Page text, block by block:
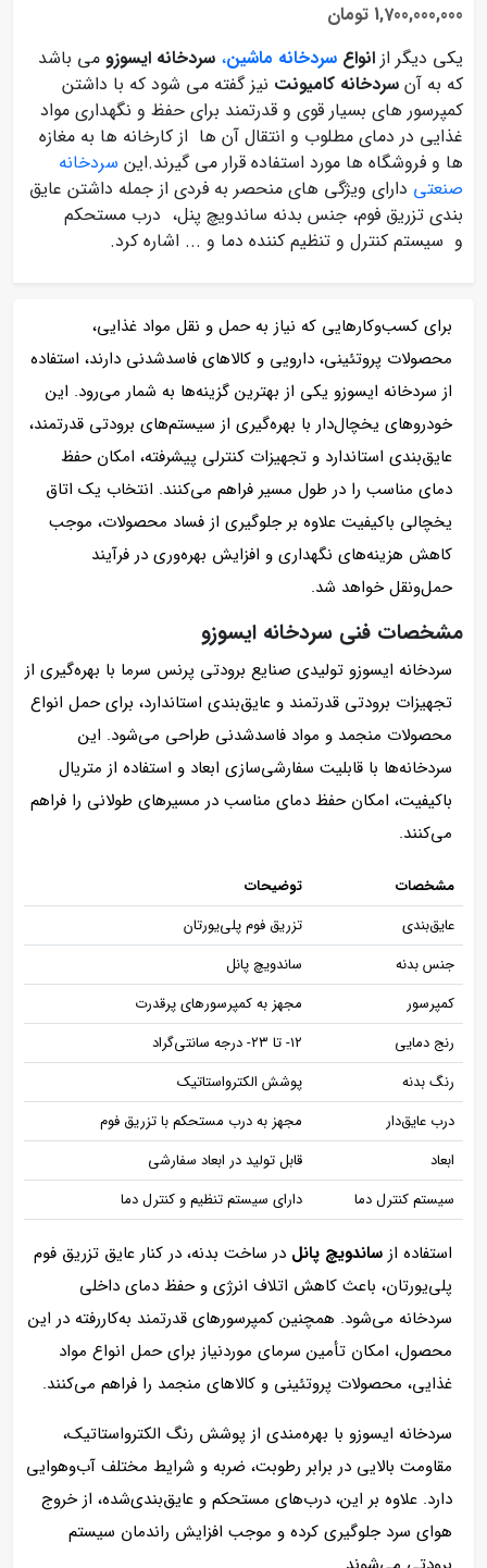
1,700,000,000 تومان
یکی دیگر از انواع سردخانه ماشین، سردخانه ایسوزو می باشد
که به آن سردخانه کامیونت نیز گفته می شود که با داشتن
کمپرسور های بسیار قوی و قدرتمند برای حفظ و نگهداری مواد
غذایی در دمای مطلوب و انتقال آن ها از کارخانه ها به مغازه
ها و فروشگاه ها مورد استفاده قرار می گیرند.این سردخانه
صنعتی دارای ویژگی های منحصر به فردی از جمله داشتن عایق
بندی تزریق فوم، جنس بدنه ساندویچ پنل، درب مستحکم
و سیستم کنترل و تنظیم کننده دما و ... اشاره کرد.
برای کسب‌وکارهایی که نیاز به حمل و نقل مواد غذایی،
محصولات پروتئینی، دارویی و کالاهای فاسدشدنی دارند، استفاده
از سردخانه ایسوزو یکی از بهترین گزینه‌ها به شمار می‌رود. این
خودروهای یخچال‌دار با بهره‌گیری از سیستم‌های برودتی قدرتمند،
عایق‌بندی استاندارد و تجهیزات کنترلی پیشرفته، امکان حفظ
دمای مناسب را در طول مسیر فراهم می‌کنند. انتخاب یک اتاق
یخچالی باکیفیت علاوه بر جلوگیری از فساد محصولات، موجب
کاهش هزینه‌های نگهداری و افزایش بهره‌وری در فرآیند
حمل‌ونقل خواهد شد.
مشخصات فنی سردخانه ایسوزو
سردخانه ایسوزو تولیدی صنایع برودتی پرنس سرما با بهره‌گیری از
تجهیزات برودتی قدرتمند و عایق‌بندی استاندارد، برای حمل انواع
محصولات منجمد و مواد فاسدشدنی طراحی می‌شود. این
سردخانه‌ها با قابلیت سفارشی‌سازی ابعاد و استفاده از متریال
باکیفیت، امکان حفظ دمای مناسب در مسیرهای طولانی را فراهم
می‌کنند.
مشخصات
توضیحات
عایق‌بندی
تزریق فوم پلی‌یورتان
جنس بدنه
ساندویچ پانل
کمپرسور
مجهز به کمپرسورهای پرقدرت
رنج دمایی
۱۲- تا ۲۳- درجه سانتی‌گراد
رنگ بدنه
پوشش الکترواستاتیک
درب عایق‌دار
مجهز به درب مستحکم با تزریق فوم
ابعاد
قابل تولید در ابعاد سفارشی
سیستم کنترل دما
دارای سیستم تنظیم و کنترل دما
استفاده از ساندویچ پانل در ساخت بدنه، در کنار عایق تزریق فوم
پلی‌یورتان، باعث کاهش اتلاف انرژی و حفظ دمای داخلی
سردخانه می‌شود. همچنین کمپرسورهای قدرتمند به‌کاررفته در این
محصول، امکان تأمین سرمای موردنیاز برای حمل انواع مواد
غذایی، محصولات پروتئینی و کالاهای منجمد را فراهم می‌کنند.
سردخانه ایسوزو با بهره‌مندی از پوشش رنگ الکترواستاتیک،
مقاومت بالایی در برابر رطوبت، ضربه و شرایط مختلف آب‌وهوایی
دارد. علاوه بر این، درب‌های مستحکم و عایق‌بندی‌شده، از خروج
هوای سرد جلوگیری کرده و موجب افزایش راندمان سیستم